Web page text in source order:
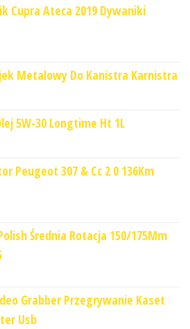
Cupra Ateca 2019 Dywaniki
Metalowy Do Kanistra Karnistra
5W-30 Longtime Ht 1L
Peugeot 307 & Cc 2 0 136Km
Średnia Rotacja 150/175Mm
Grabber Przegrywanie Kaset
Usb